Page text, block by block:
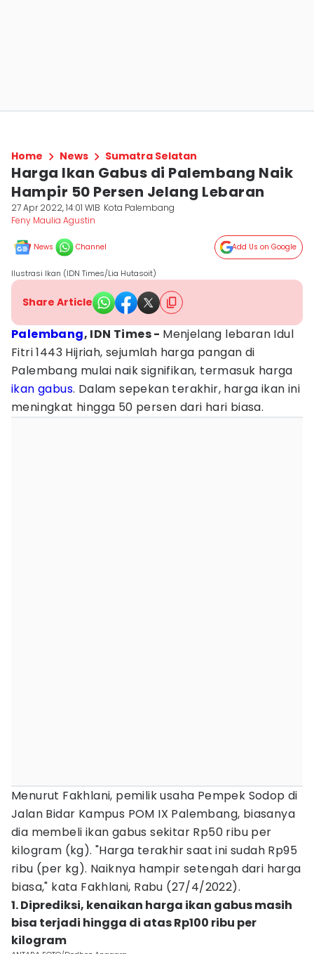
Home News Sumatra Selatan
Harga Ikan Gabus di Palembang Naik
Hampir 50 Persen Jelang Lebaran
27 Apr 2022, 14:01 WIB Kota Palembang
Feny Maulia Agustin
News Channel Add Us on Google
Ilustrasi Ikan (IDN Times/Lia Hutasoit)
Share Article
Palembang, IDN Times - Menjelang lebaran Idul
Fitri 1443 Hijriah, sejumlah harga pangan di
Palembang mulai naik signifikan, termasuk harga
ikan gabus. Dalam sepekan terakhir, harga ikan ini
meningkat hingga 50 persen dari hari biasa.
Menurut Fakhlani, pemilik usaha Pempek Sodop di
Jalan Bidar Kampus POM IX Palembang, biasanya
dia membeli ikan gabus sekitar Rp50 ribu per
kilogram (kg). "Harga terakhir saat ini sudah Rp95
ribu (per kg). Naiknya hampir setengah dari harga
biasa," kata Fakhlani, Rabu (27/4/2022).
1. Diprediksi, kenaikan harga ikan gabus masih
bisa terjadi hingga di atas Rp100 ribu per
kilogram